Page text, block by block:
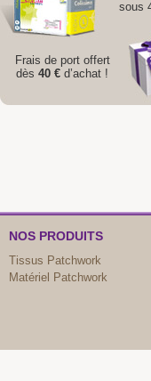
sous
Frais de port offert
dès 40 € d’achat !
NOS PRODUITS
Tissus Patchwork
Matériel Patchwork